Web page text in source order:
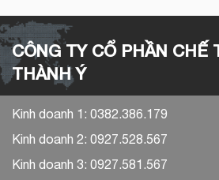
CÔNG TY CỔ PHẦN CHẾ
THÀNH Ý
Kinh doanh 1: 0382.386.179
Kinh doanh 2: 0927.528.567
Kinh doanh 3: 0927.581.567